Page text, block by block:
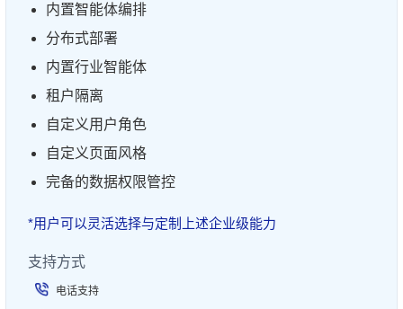
内置智能体编排
分布式部署
内置行业智能体
租户隔离
自定义用户角色
自定义页面风格
完备的数据权限管控
*用户可以灵活选择与定制上述企业级能力
支持方式
电话支持